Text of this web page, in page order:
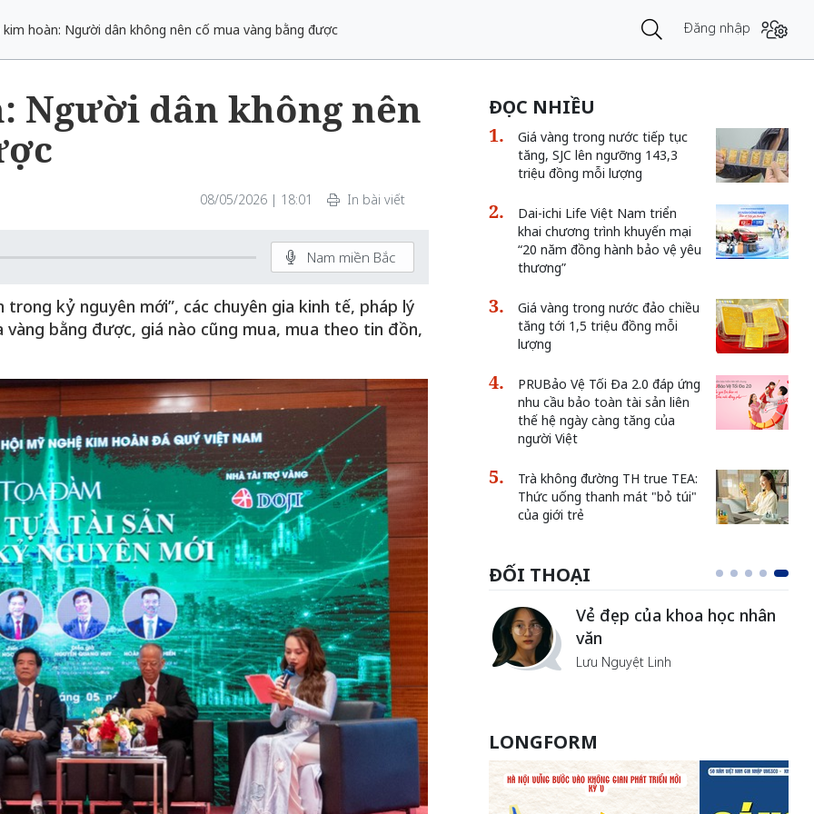
kim hoàn: Người dân không nên cố mua vàng bằng được Đăng nhập
Người dân không nên
08/05/2026 | 18:01 In bài viết
Nam miền Bắc
kỷ nguyên mới”, các chuyên gia kinh tế, pháp lý
bằng được, giá nào cũng mua, mua theo tin đồn,
ĐỌC NHIỀU
Giá vàng trong nước tiếp tục
tăng, SJC lên ngưỡng 143,3
triệu đồng mỗi lượng
Dai-ichi Life Việt Nam triển
khai chương trình khuyến mại
“20 năm đồng hành bảo vệ yêu
thương”
Giá vàng trong nước đảo chiều
tăng tới 1,5 triệu đồng mỗi
lượng
PRUBảo Vệ Tối Đa 2.0 đáp ứng
nhu cầu bảo toàn tài sản liên
thế hệ ngày càng tăng của
người Việt
Trà không đường TH true TEA:
Thức uống thanh mát "bỏ túi"
của giới trẻ
ĐỐI THOẠI
ngôi
của Hà
Xin lỗi, rồi sao nữa?!
Lê Xuân Thọ
Vẻ đẹp của khoa học nhân
văn
Lưu Nguyệt Linh
LONGFORM